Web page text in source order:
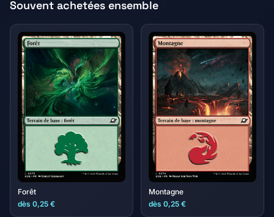
Souvent achetées ensemble
Forêt
dès 0,25 €
Montagne
dès 0,25 €